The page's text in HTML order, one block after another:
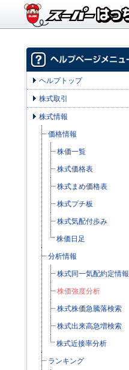
ヘルプトップ
株式取引
株式情報
価格情報
株価一覧
株式価格表
株式まめ価格表
株式プチ板
株式気配付歩み
株価日足
分析情報
株式同一気配約定情報
株価強度分析
株式株価急騰落検索
株式出来高急増検索
株式近接率分析
ランキング